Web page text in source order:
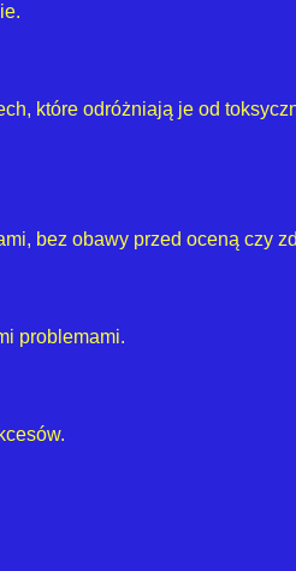
które odróżniają je od
bez obawy przed oceną czy
problemami.